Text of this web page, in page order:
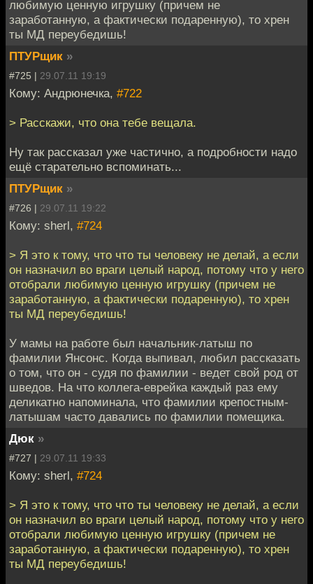
любимую ценную игрушку (причем не
заработанную, а фактически подаренную), то хрен
ты МД переубедишь!
ПТУРщик »
#725 | 29.07.11 19:19
Кому: Андрюнечка, #722
> Расскажи, что она тебе вещала.
Ну так рассказал уже частично, а подробности надо
ещё старательно вспоминать...
ПТУРщик »
#726 | 29.07.11 19:22
Кому: sherl, #724
> Я это к тому, что что ты человеку не делай, а если
он назначил во враги целый народ, потому что у него
отобрали любимую ценную игрушку (причем не
заработанную, а фактически подаренную), то хрен
ты МД переубедишь!
У мамы на работе был начальник-латыш по
фамилии Янсонс. Когда выпивал, любил рассказать
о том, что он - судя по фамилии - ведет свой род от
шведов. На что коллега-еврейка каждый раз ему
деликатно напоминала, что фамилии крепостным-
латышам часто давались по фамилии помещика.
Дюк »
#727 | 29.07.11 19:33
Кому: sherl, #724
> Я это к тому, что что ты человеку не делай, а если
он назначил во враги целый народ, потому что у него
отобрали любимую ценную игрушку (причем не
заработанную, а фактически подаренную), то хрен
ты МД переубедишь!